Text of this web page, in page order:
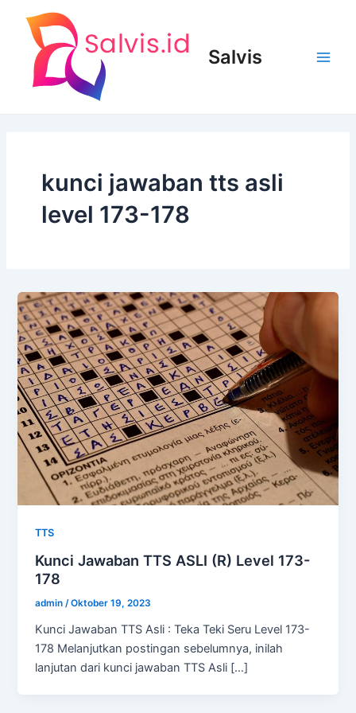
konten
Salvis
kunci jawaban tts asli
level 173-178
TTS
Kunci Jawaban TTS ASLI (R) Level 173-
178
admin/Oktober 19, 2023
Kunci Jawaban TTS Asli : Teka Teki Seru Level 173-
178 Melanjutkan postingan sebelumnya, inilah
lanjutan dari kunci jawaban TTS Asli […]